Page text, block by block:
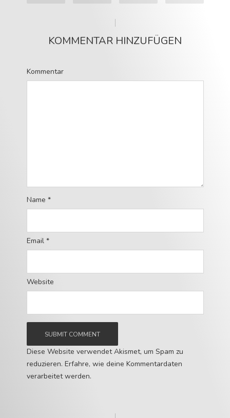
KOMMENTAR HINZUFÜGEN
Kommentar
Name *
Email *
Website
Diese Website verwendet Akismet, um Spam zu
reduzieren. Erfahre, wie deine Kommentardaten
verarbeitet werden.